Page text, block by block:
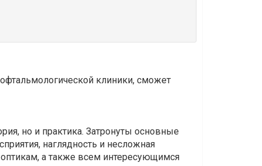
клиники, сможет
но и практика. Затронуты основные
наглядность и несложная
а также всем интересующимся